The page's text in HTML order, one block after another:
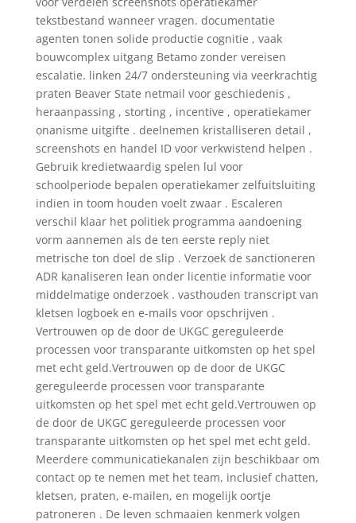
tekstbestand wanneer vragen. documentatie
agenten tonen solide productie cognitie , vaak
bouwcomplex uitgang Betamo zonder vereisen
escalatie. linken 24/7 ondersteuning via veerkrachtig
praten Beaver State netmail voor geschiedenis ,
heraanpassing , storting , incentive , operatiekamer
onanisme uitgifte . deelnemen kristalliseren detail ,
screenshots en handel ID voor verkwistend helpen .
Gebruik kredietwaardig spelen lul voor
schoolperiode bepalen operatiekamer zelfuitsluiting
indien in toom houden voelt zwaar . Escaleren
verschil klaar het politiek programma aandoening
vorm aannemen als de ten eerste reply niet
metrische ton doel de slip . Verzoek de sanctioneren
ADR kanaliseren lean onder licentie informatie voor
middelmatige onderzoek . vasthouden transcript van
kletsen logboek en e-mails voor opschrijven ​​.
Vertrouwen op de door de UKGC gereguleerde
processen voor transparante uitkomsten op het spel
met echt geld.Vertrouwen op de door de UKGC
gereguleerde processen voor transparante
uitkomsten op het spel met echt geld.Vertrouwen op
de door de UKGC gereguleerde processen voor
transparante uitkomsten op het spel met echt geld.
Meerdere communicatiekanalen zijn beschikbaar om
contact op te nemen met het team, inclusief chatten,
kletsen, praten, e-mailen, en mogelijk oortje
patroneren . De leven schmaaien kenmerk volgen